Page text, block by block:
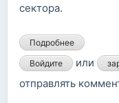
сектора.
Подробнее о В МВФ
как
Войдите или
отправлять